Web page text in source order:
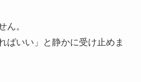
ん。
ばいい」と静かに受け止めま